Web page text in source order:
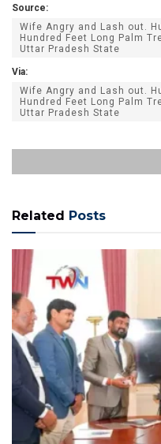
Source:
Wife Angry and Lash out.
Hundred Feet Long Palm
Uttar Pradesh State
Via:
Wife Angry and Lash out.
Hundred Feet Long Palm
Uttar Pradesh State
Related Posts